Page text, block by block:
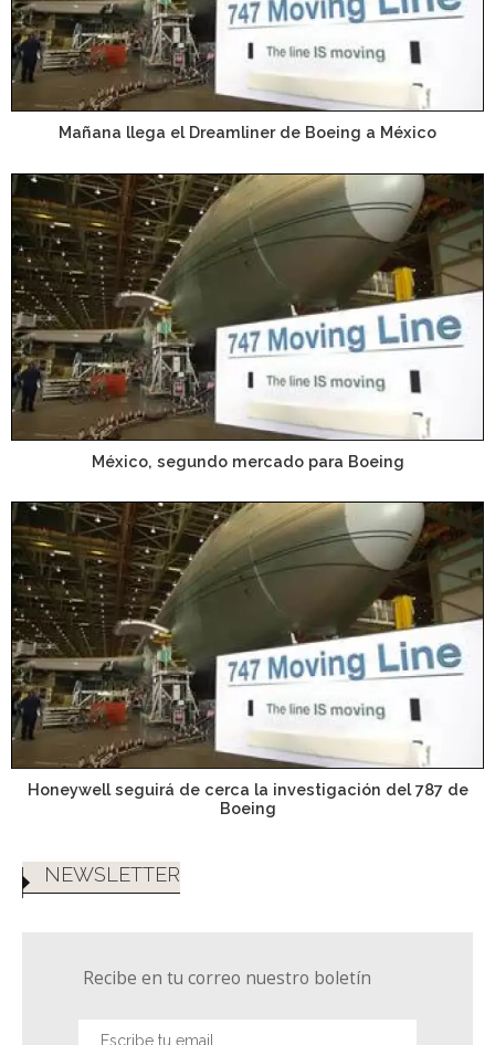
Mañana llega el Dreamliner de Boeing a México
México, segundo mercado para Boeing
Honeywell seguirá de cerca la investigación del 787 de
Boeing
NEWSLETTER
Recibe en tu correo nuestro boletín